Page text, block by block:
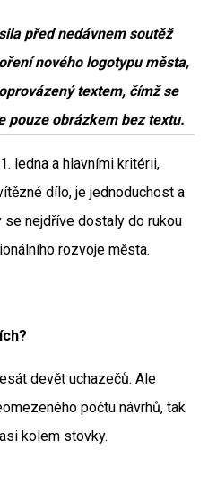
před nedávnem soutěž
nového logotypu města,
textem, čímž se
pouze obrázkem bez textu.
ledna a hlavními kritérii,
dílo, je jednoduchost a
nejdříve dostaly do rukou
rozvoje města.
devět uchazečů. Ale
počtu návrhů, tak
kolem stovky.